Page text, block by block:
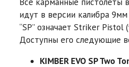
идут в версии калибра
“SP” означает Striker
Доступны его следующие
KIMBER EVO SP Two